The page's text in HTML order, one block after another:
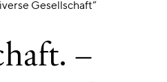
Gesellschaft“
–